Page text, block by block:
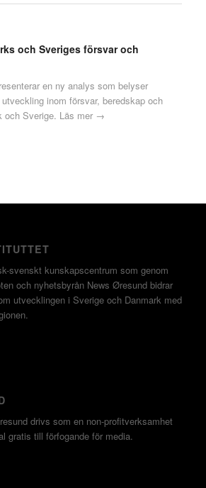
och Sveriges försvar och
en ny analys som belyser
inom försvar, beredskap och
och Sverige. Läs mer →
svenskt kunskapscentrum som genom
och nyhetsbyrån News Øresund bidrar
utvecklingen i Sverige och Danmark med
drivs som en non-profitverksamhet
gratis till förfogande för media.